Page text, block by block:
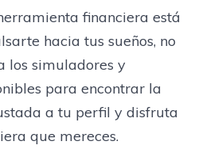
financiera está
hacia tus sueños, no
los simuladores y
para encontrar la
a tu perfil y disfruta
que mereces.